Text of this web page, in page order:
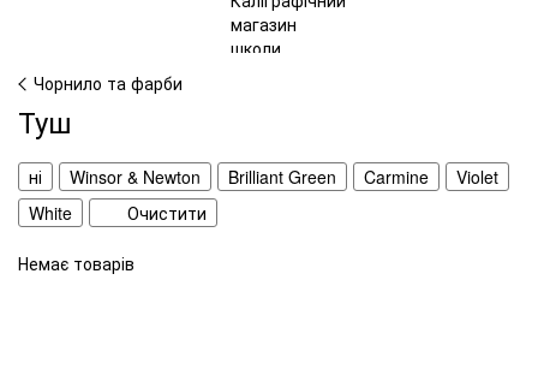
Чорнило та фарби
Туш
ні Winsor & Newton Brilliant Green Carmine
Violet
White
Очистити
Немає товарів